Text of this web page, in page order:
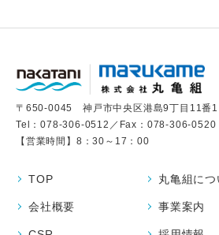
〒650-0045 神戸市中央区港島9丁目11番1
Tel：078-306-0512 ／Fax：078-306-0520
【営業時間】8：30～17：00
TOP 丸亀組につ
会社概要 事業案内